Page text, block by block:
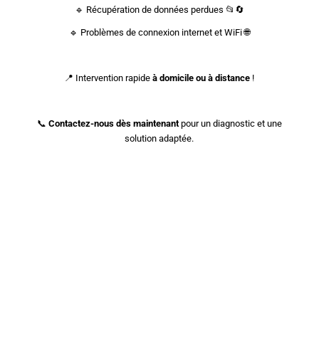
🔹 Récupération de données perdues 📂🔄
🔹 Problèmes de connexion internet et WiFi 🌐
📍 Intervention rapideà domicile ou à distance !
📞 Contactez-nous dès maintenantpour un diagnostic et une
solution adaptée.